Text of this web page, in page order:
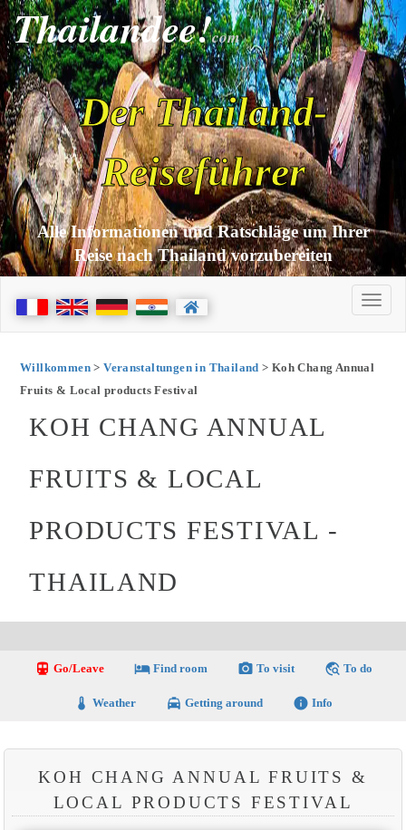
Thailandee!com
Der Thailand-
Reiseführer
Alle Informationen und Ratschläge um Ihrer
Reise nach Thailand vorzubereiten
Willkommen>Veranstaltungen in Thailand > Koh Chang Annual
Fruits & Local products Festival
KOH CHANG ANNUAL
FRUITS & LOCAL
PRODUCTS FESTIVAL -
THAILAND
directions_transit Go/Leave local_hotelFind room photo_camera To visit travel_explore To do
thermostat Weather local_taxi Getting around info Info
KOH CHANG ANNUAL FRUITS &
LOCAL PRODUCTS FESTIVAL